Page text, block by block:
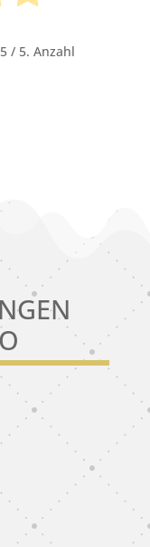
5 / 5. Anzahl